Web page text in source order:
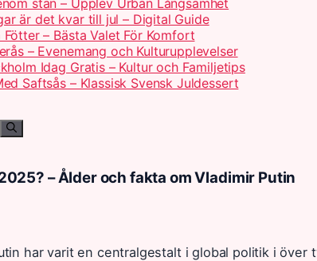
stan – Upplev Urban Långsamhet
är det kvar till jul – Digital Guide
Fötter – Bästa Valet För Komfort
– Evenemang och Kulturupplevelser
Idag Gratis – Kultur och Familjetips
Saftsås – Klassisk Svensk Juldessert
– Ålder och fakta om Vladimir Putin
har varit en centralgestalt i global politik i över